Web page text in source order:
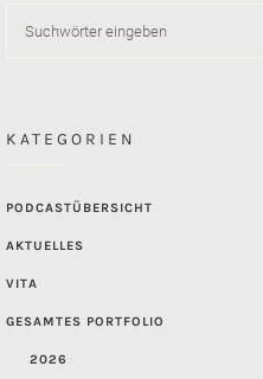
KATEGORIEN
PODCASTÜBERSICHT
AKTUELLES
VITA
GESAMTES PORTFOLIO
2026